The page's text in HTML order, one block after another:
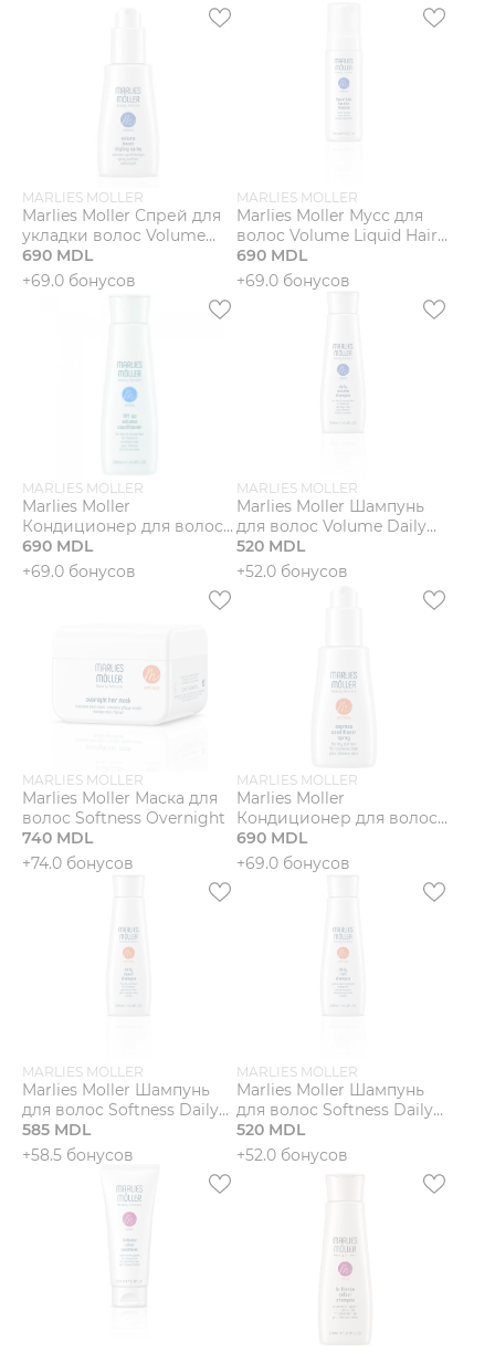
MARLIES MOLLER
Marlies Moller Спрей для
укладки волос Volume
Boost
690 MDL
+69.0 бонусов
MARLIES MOLLER
Marlies Moller Мусс для
волос Volume Liquid Hair
Keratin
690 MDL
+69.0 бонусов
MARLIES MOLLER
Marlies Moller
Кондиционер для волос
Volume Lift Up
690 MDL
+69.0 бонусов
MARLIES MOLLER
Marlies Moller Шампунь
для волос Volume Daily
Shampoo
520 MDL
+52.0 бонусов
MARLIES MOLLER
Marlies Moller Маска для
волос Softness Overnight
740 MDL
+74.0 бонусов
MARLIES MOLLER
Marlies Moller
Кондиционер для волос
в спрее Softness Express
690 MDL
+69.0 бонусов
MARLIES MOLLER
Marlies Moller Шампунь
для волос Softness Daily
Repair
585 MDL
+58.5 бонусов
MARLIES MOLLER
Marlies Moller Шампунь
для волос Softness Daily
Rich
520 MDL
+52.0 бонусов